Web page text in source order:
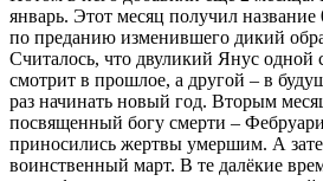
январь. Этот месяц получил название
по преданию изменившего дикий
Считалось, что двуликий Янус одной
смотрит в прошлое, а другой – в
раз начинать новый год. Вторым
посвященный богу смерти –
приносились жертвы умершим. А
воинственный март. В те далёкие